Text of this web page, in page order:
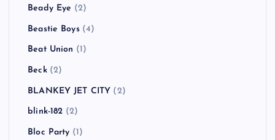
Beady Eye (2)
Beastie Boys(4)
Beat Union (1)
Beck(2)
BLANKEY JET CITY (2)
blink-182 (2)
Bloc Party (1)